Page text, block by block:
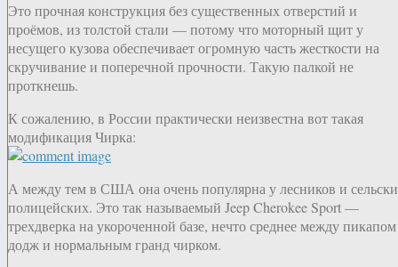
Это прочная конструкция без существенных отверстий и
проёмов, из толстой стали — потому что моторный щит у
несущего кузова обеспечивает огромную часть жесткости на
скручивание и поперечной прочности. Такую палкой не
проткнешь.
К сожалению, в России практически неизвестна вот такая
модификация Чирка:
А между тем в США она очень популярна у лесников и
полицейских. Это так называемый Jeep Cherokee Sport —
трехдверка на укороченной базе, нечто среднее между пикапом
додж и нормальным гранд чирком.